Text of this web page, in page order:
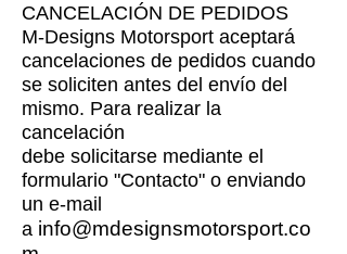
CANCELACIÓN DE PEDIDOS
M-Designs Motorsport aceptará
cancelaciones de pedidos cuando
se soliciten antes del envío del
mismo. Para realizar la
cancelación
debe solicitarse mediante el
formulario "Contacto" o enviando
un e-mail
a info@mdesignsmotorsport.co